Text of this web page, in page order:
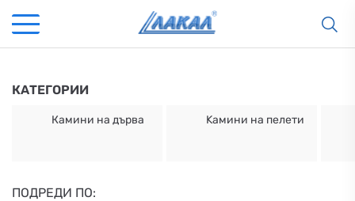
КАТЕГОРИИ
Камини на дърва Kамини на пелети
ПОДРЕДИ ПО: